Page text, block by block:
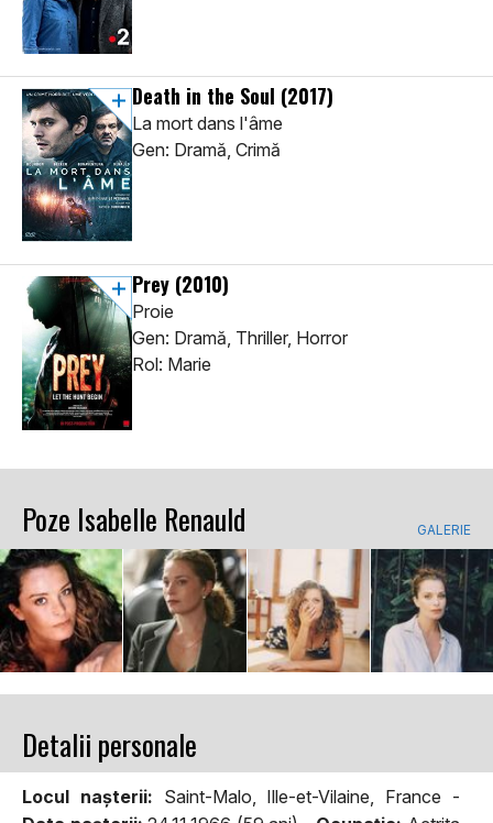
Death in the Soul (2017)
La mort dans l'âme
Gen: Dramă, Crimă
Prey (2010)
Proie
Gen: Dramă, Thriller, Horror
Rol: Marie
Poze Isabelle Renauld GALERIE
Detalii personale
Locul naşterii: Saint-Malo, Ille-et-Vilaine, France -